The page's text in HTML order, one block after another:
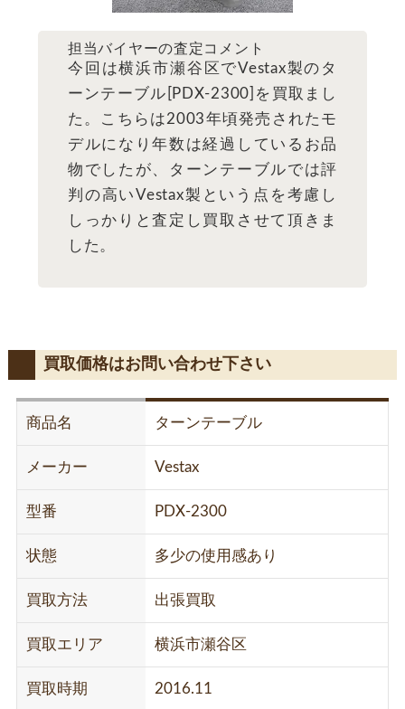
担当バイヤーの査定コメント
今回は横浜市瀬谷区でVestax製のタ
ーンテーブル[PDX-2300]を買取まし
た。こちらは2003年頃発売されたモ
デルになり年数は経過しているお品
物でしたが、ターンテーブルでは評
判の高いVestax製という点を考慮し
しっかりと査定し買取させて頂きま
した。
買取価格はお問い合わせ下さい
商品名 ターンテーブル
メーカー Vestax
型番 PDX-2300
状態 多少の使用感あり
買取方法 出張買取
買取エリア 横浜市瀬谷区
買取時期 2016.11